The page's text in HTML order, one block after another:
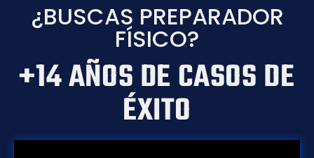
¿BUSCAS PREPARADOR
FÍSICO?
+14 AÑOS DE CASOS DE
ÉXITO